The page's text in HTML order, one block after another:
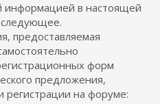
информацией в настоящей
следующее.
предоставляемая
форм
предложения,
регистрации на форуме: